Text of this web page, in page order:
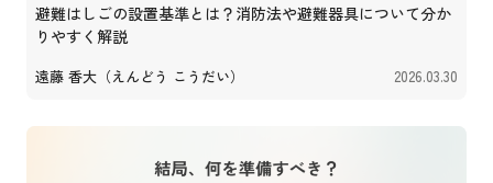
避難はしごの設置基準とは？消防法や避難器具について分か
りやすく解説
遠藤 香大（えんどう こうだい） 2026.03.30